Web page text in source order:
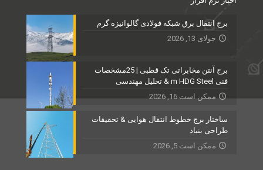
برج انتقال برق شبکه فولادی گالوانیزه گرم
جولای 13, 2026
برج آنتن مخابراتی تک قطبی | 25مشخصات
فنی m HDG Steel & تحلیل مهندسی
ممکن است 16, 2026
ساختار برج خطوط انتقال هوایی & تحقیقات
طراحی بنیاد
ممکن است 5, 2026